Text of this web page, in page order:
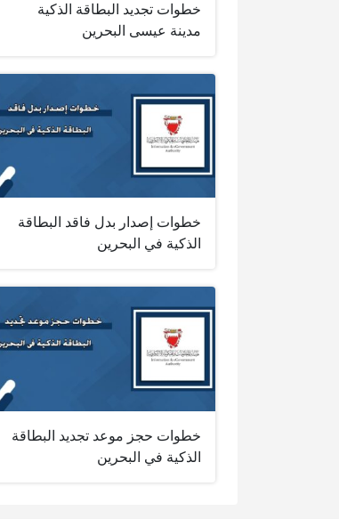
خطوات تجديد البطاقة الذكية
مدينة عيسى البحرين
خطوات إصدار بدل فاقد البطاقة
الذكية في البحرين
خطوات حجز موعد تجديد البطاقة
الذكية في البحرين